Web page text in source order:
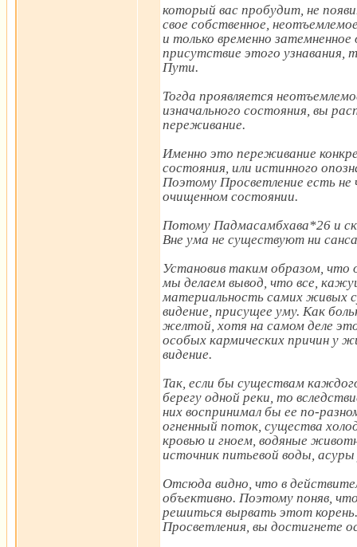
который вас пробудит, не
свое собственное,
и только временно
присутствие этого узнавания,
Пути.
Тогда проявляется
изначального состояния, вы
переживание.
Именно это переживание
состояния, или истинного
Поэтому Просветление есть не
очищенном состоянии.
Потому Падмасамбхава*26 и
Вне ума не существуют ни
Установив таким образом, что
мы делаем вывод, что все,
материальность самих живых
видение, присущее уму. Как
желтой, хотя на самом деле
особых кармических причин у
видение.
Так, если бы существам
берегу одной реки, то
них воспринимал бы ее по-
огненный поток, существа
кровью и гноем, водяные
источник питьевой воды,
Отсюда видно, что в
объективно. Поэтому поняв,
решиться вырвать этот
Просветления, вы достигнете